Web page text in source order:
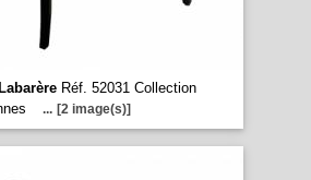
LabarèreRéf. 52031 Collection
... [2 image(s)]